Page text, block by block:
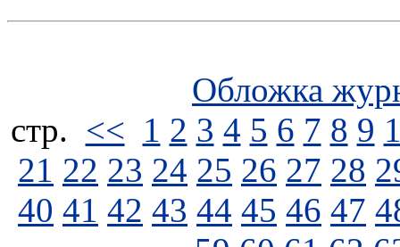
Обложка
стp. << 1 2 3 4 5 6 7 8 9
21 22 23 24 25 26 27 28
40 41 42 43 44 45 46 47